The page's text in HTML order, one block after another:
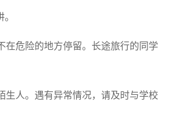
在危险的地方停留。长途旅行的同学
生人。遇有异常情况，请及时与学校